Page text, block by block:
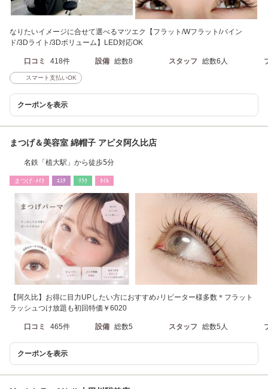
なりたいイメージに合せて選べるマツエク【フラット/Wフラット/バイン
ド/3Dライト/3Dボリューム】LED対応OK
口コミ 418件 設備 総数8 スタッフ 総数6人
スマート支払いOK
クーポンを表示
まつげ＆美容室 綿帽子 アピタ阿久比店
名鉄「植大駅」から徒歩5分
まつげ･ﾒｲｸ ｴｽﾃ ﾘﾗｸ ﾈｲﾙ
【阿久比】お得に目力UPしたい方におすすめ♪リピーター様多数＊フラット
ラッシュつけ放題も初回特価￥6020
口コミ 465件 設備 総数5 スタッフ 総数5人
クーポンを表示